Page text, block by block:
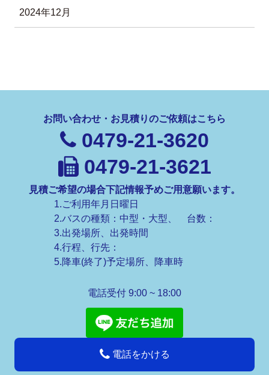
2024年12月
お問い合わせ・お見積りのご依頼はこちら
0479-21-3620
0479-21-3621
見積ご希望の場合下記情報予めご用意願います。
1.ご利用年月日曜日
2.バスの種類：中型・大型、 台数：
3.出発場所、出発時間
4.行程、行先：
5.降車(終了)予定場所、降車時
電話受付 9:00 ~ 18:00
電話をかける